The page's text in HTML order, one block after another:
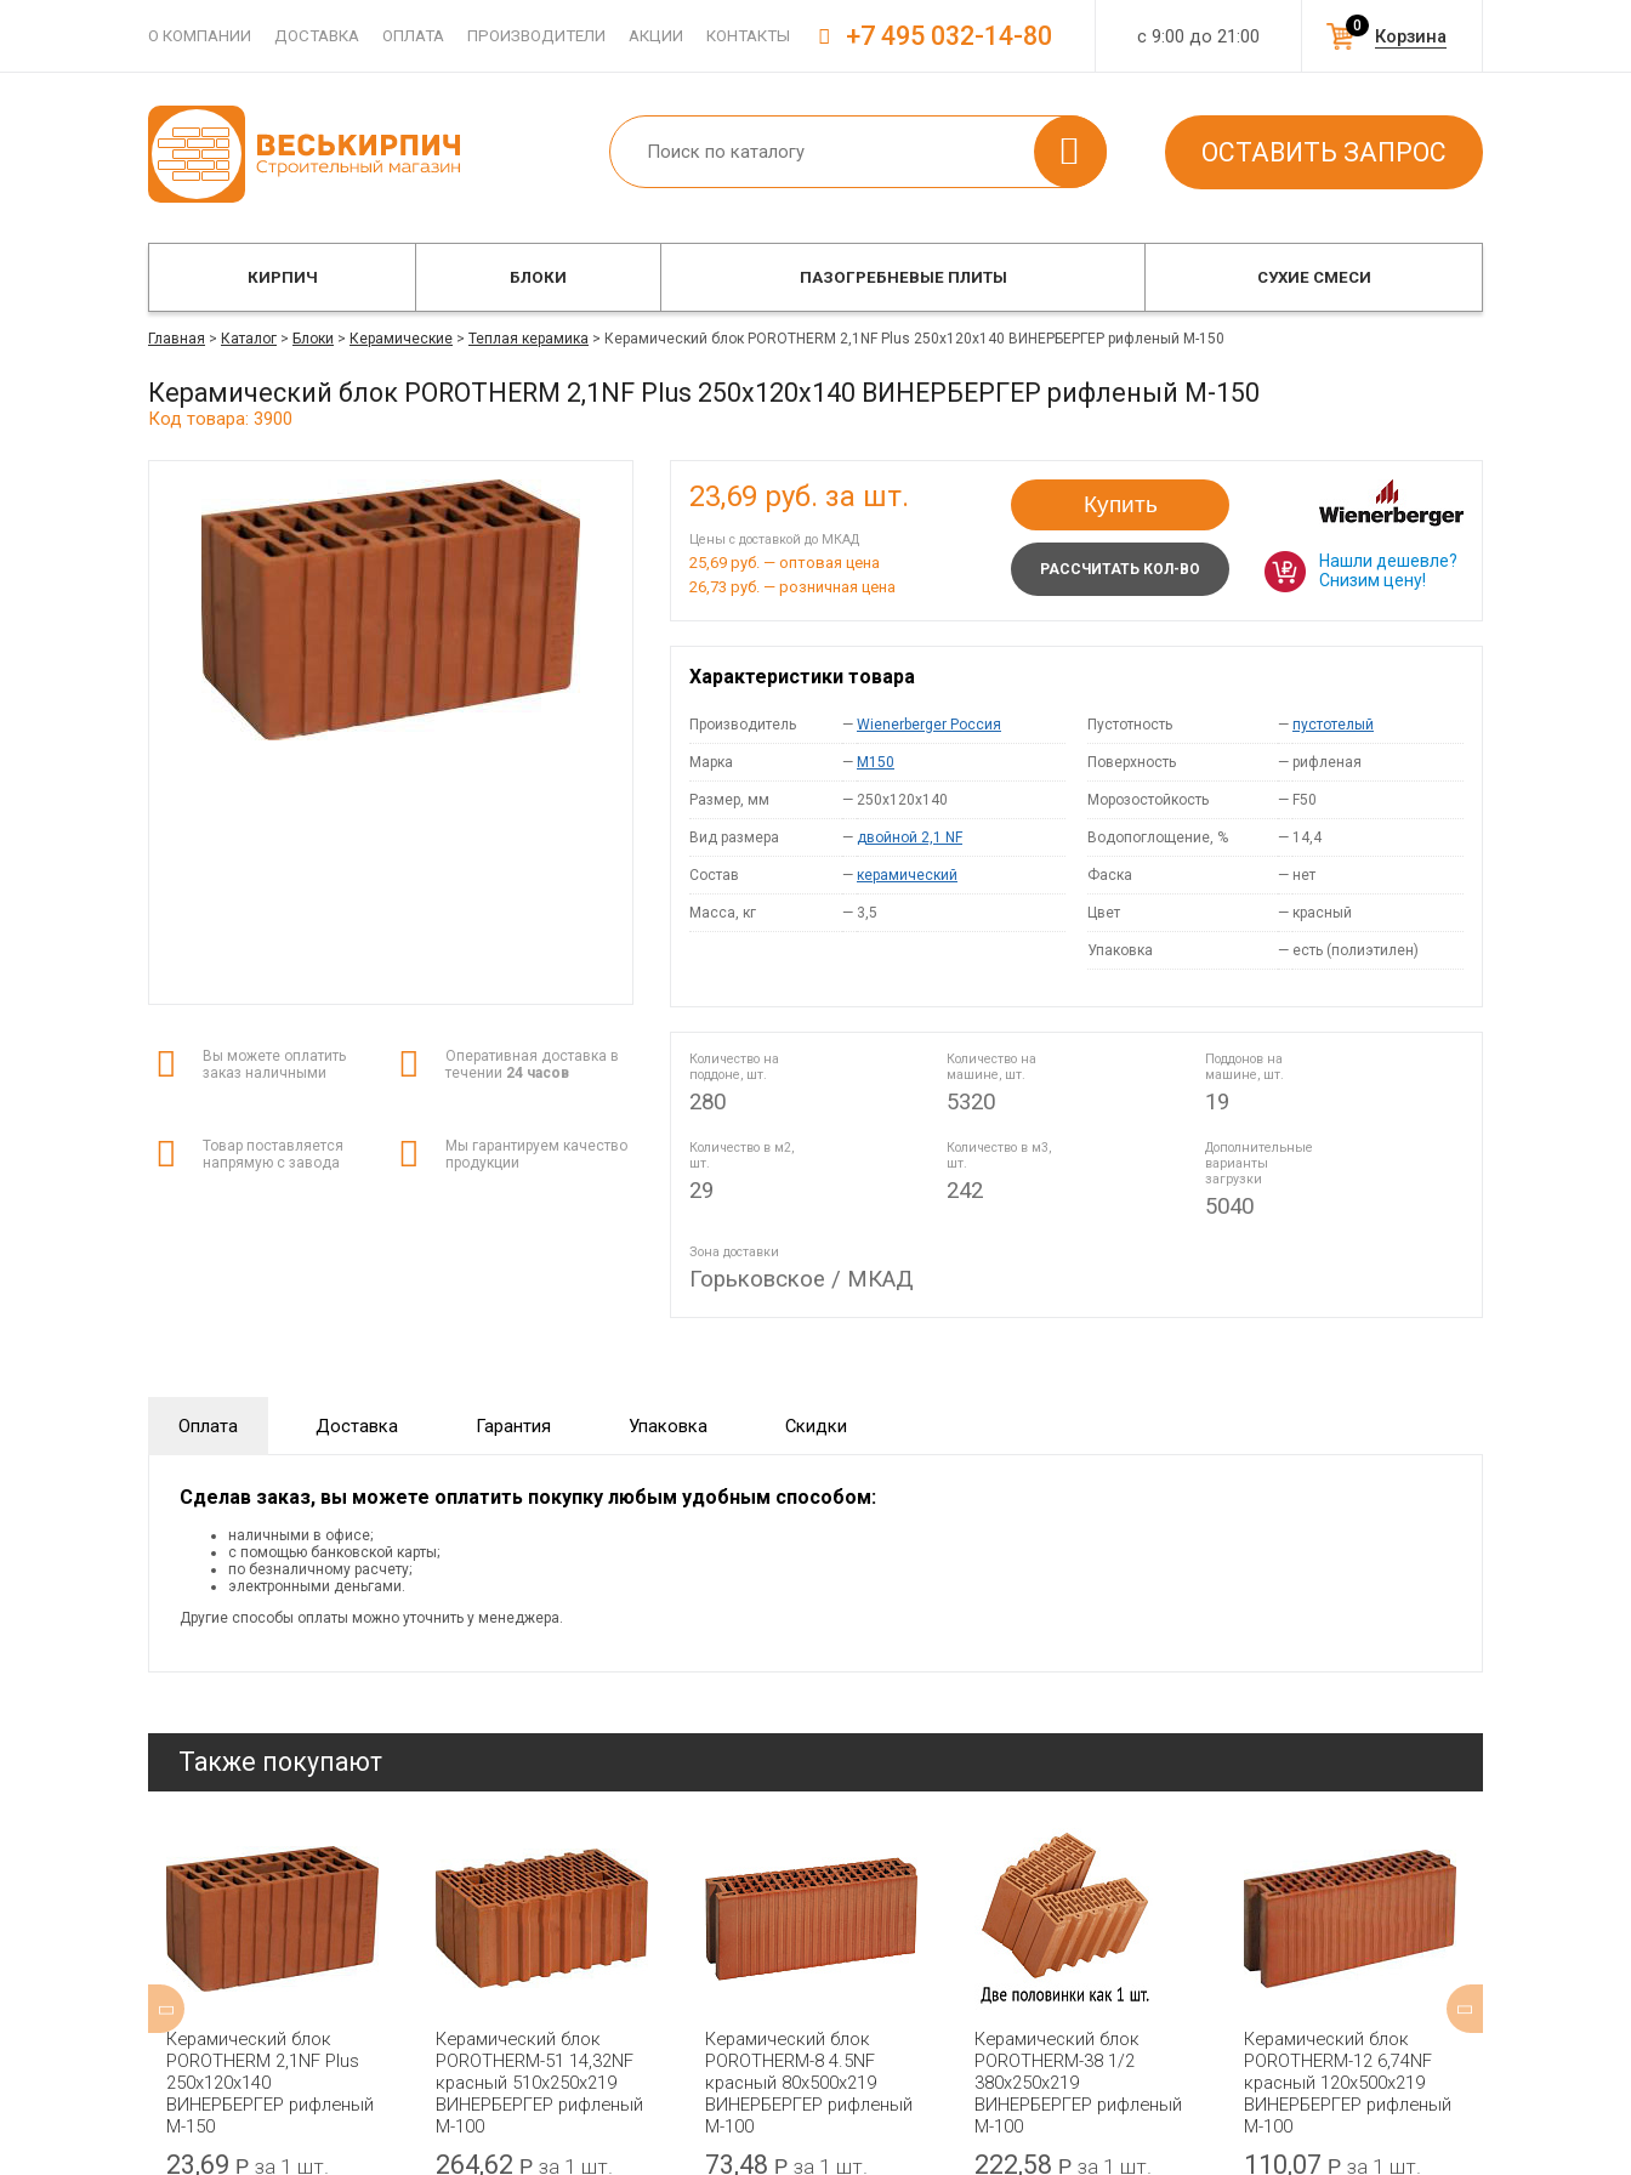
О КОМПАНИИ ДОСТАВКА ОПЛАТА ПРОИЗВОДИТЕЛИ АКЦИИ КОНТАКТЫ с 9:00 до 21:00 Корзина
0
+7 495 032-14-80
ОСТАВИТЬ ЗАПРОС
КИРПИЧ БЛОКИ ПАЗОГРЕБНЕВЫЕ ПЛИТЫ СУХИЕ СМЕСИ
Главная > Каталог > Блоки > Керамические > Теплая керамика > Керамический блок POROTHERM 2,1NF Plus 250x120x140 ВИНЕРБЕРГЕР рифленый М-150
Керамический блок POROTHERM 2,1NF Plus 250x120x140 ВИНЕРБЕРГЕР рифленый М-150
Код товара: 3900
Вы можете оплатить
заказ наличными
Оперативная доставка в
течении 24 часов
Товар поставляется
напрямую с завода
Мы гарантируем качество
продукции
23,69 руб. за шт.
Цены с доставкой до МКАД
25,69 руб. — оптовая цена
26,73 руб. — розничная цена
Купить
РАССЧИТАТЬ КОЛ-ВО
Нашли дешевле?
Снизим цену!
Характеристики товара
Производитель — Wienerberger Россия
Марка — M150
Размер, мм — 250x120x140
Вид размера — двойной 2,1 NF
Состав — керамический
Масса, кг — 3,5
Пустотность — пустотелый
Поверхность — рифленая
Морозостойкость — F50
Водопоглощение, % — 14,4
Фаска — нет
Цвет — красный
Упаковка — есть (полиэтилен)
Количество на
поддоне, шт.
280
Количество на
машине, шт.
5320
Поддонов на
машине, шт.
19
Количество в м2,
шт.
29
Количество в м3,
шт.
242
Дополнительные
варианты
загрузки
5040
Зона доставки
Горьковское / МКАД
Оплата Доставка Гарантия Упаковка Скидки
Сделав заказ, вы можете оплатить покупку любым удобным способом:
наличными в офисе;
с помощью банковской карты;
по безналичному расчету;
электронными деньгами.
Другие способы оплаты можно уточнить у менеджера.
Также покупают
Керамический блок
POROTHERM 2,1NF Plus
250x120x140
ВИНЕРБЕРГЕР рифленый
М-150
23,69 Р за 1 шт.
Керамический блок
POROTHERM-51 14,32NF
красный 510x250x219
ВИНЕРБЕРГЕР рифленый
М-100
264,62 Р за 1 шт.
Керамический блок
POROTHERM-8 4.5NF
красный 80x500x219
ВИНЕРБЕРГЕР рифленый
М-100
73,48 Р за 1 шт.
Керамический блок
POROTHERM-38 1/2
380x250x219
ВИНЕРБЕРГЕР рифленый
М-100
222,58 Р за 1 шт.
Керамический блок
POROTHERM-12 6,74NF
красный 120x500x219
ВИНЕРБЕРГЕР рифленый
М-100
110,07 Р за 1 шт.